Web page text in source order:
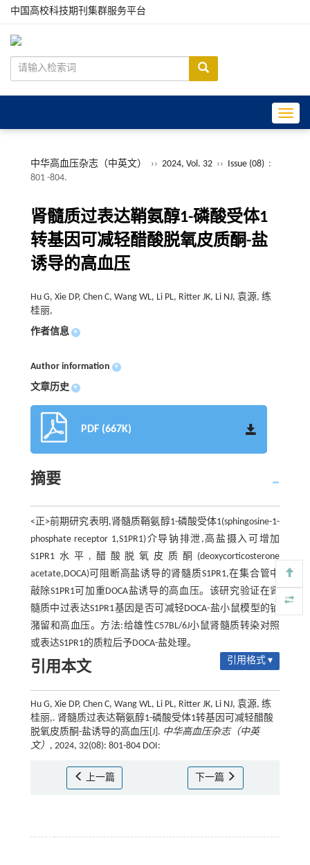
中国高校科技期刊集群服务平台
中华高血压杂志（中英文） ›› 2024, Vol. 32 ›› Issue (08) :
801 -804.
肾髓质过表达鞘氨醇1-磷酸受体1
转基因可减轻醋酸脱氧皮质酮-盐
诱导的高血压
Hu G, Xie DP, Chen C, Wang WL, Li PL, Ritter JK, Li NJ, 袁源, 练
桂丽,
作者信息 +
Author information +
文章历史 +
PDF (667K)
摘要
<正>前期研究表明,肾髓质鞘氨醇1-磷酸受体1(sphingosine-1-
phosphate receptor 1,S1PR1)介导钠排泄,高盐摄入可增加
S1PR1水平,醋酸脱氧皮质酮(deoxycorticosterone
acetate,DOCA)可阻断高盐诱导的肾髓质S1PR1,在集合管中
敲除S1PR1可加重DOCA盐诱导的高血压。该研究验证在肾
髓质中过表达S1PR1基因是否可减轻DOCA-盐小鼠模型的钠
潴留和高血压。方法:给雄性C57BL/6J小鼠肾髓质转染对照
或表达S1PR1的质粒后予DOCA-盐处理。
引用本文 引用格式 ▾
Hu G, Xie DP, Chen C, Wang WL, Li PL, Ritter JK, Li NJ, 袁源, 练
桂丽,. 肾髓质过表达鞘氨醇1-磷酸受体1转基因可减轻醋酸
脱氧皮质酮-盐诱导的高血压[J]. 中华高血压杂志（中英
文） , 2024, 32(08): 801-804 DOI:
上一篇 下一篇